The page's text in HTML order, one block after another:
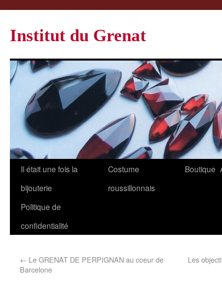
Institut du Grenat
Il était une fois la
bijouterie
Costume
roussillonnais
Boutique
Politique de
confidentialité
← Le GRENAT DE PERPIGNAN au coeur de
Barcelone
Les